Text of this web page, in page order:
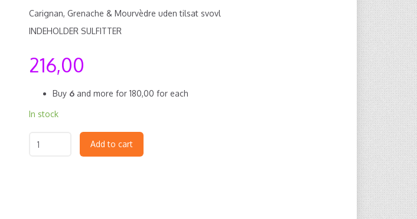
Carignan, Grenache & Mourvèdre uden tilsat svovl
INDEHOLDER SULFITTER
216,00
Buy 6 and more for 180,00 for each
In stock
Add to cart